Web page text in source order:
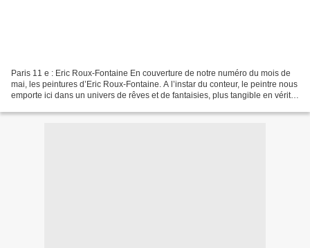
Paris 11 e : Eric Roux-Fontaine En couverture de notre numéro du mois de
mai, les peintures d’Eric Roux-Fontaine. A l’instar du conteur, le peintre nous
emporte ici dans un univers de rêves et de fantaisies, plus tangible en vérité,